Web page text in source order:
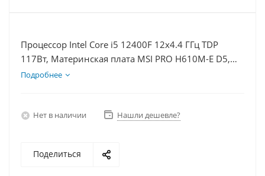
Процессор Intel Core i5 12400F 12x4.4 ГГц TDP
117Вт, Материнская плата MSI PRO H610M-E D5,
Видеокарта RTX 5080 16Гб, Память DDR5 32Gb,
Подробнее
Нет в наличии Нашли дешевле?
Поделиться